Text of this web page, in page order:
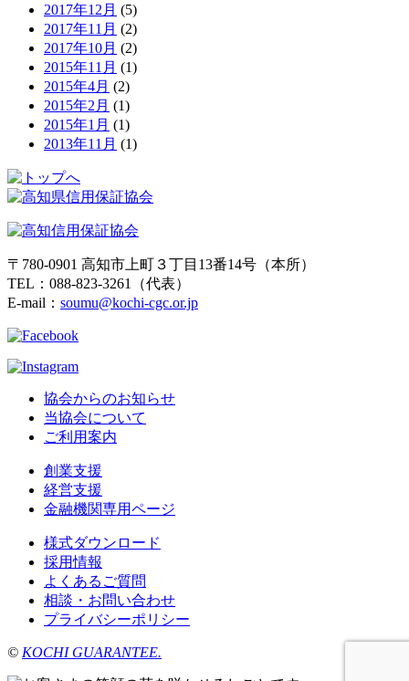
2017年12月 (5)
2017年11月 (2)
2017年10月 (2)
2015年11月 (1)
2015年4月 (2)
2015年2月 (1)
2015年1月 (1)
2013年11月 (1)
〒780-0901 高知市上町３丁目13番14号（本所）
TEL：088-823-3261（代表）
E-mail： soumu@kochi-cgc.or.jp
協会からのお知らせ
当協会について
ご利用案内
創業支援
経営支援
金融機関専用ページ
様式ダウンロード
採用情報
よくあるご質問
相談・お問い合わせ
プライバシーポリシー
© KOCHI GUARANTEE.